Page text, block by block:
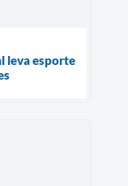
leva esporte